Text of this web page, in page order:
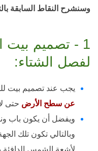
وسنشرح النقاط السابقة
1 - تصميم بيت
لفصل الشتاء:
يجب عند تصميم بيت
عن سطح الأرض حتى
ويفضل أن يكون باب
وبالتالي تكون تلك